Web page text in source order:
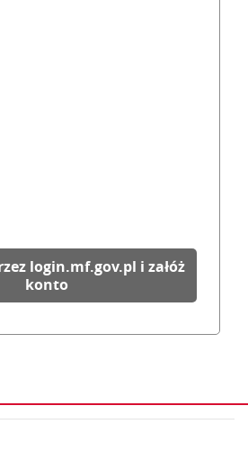
login.mf.gov.pl i załóż
konto